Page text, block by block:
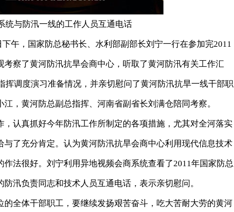
统与防汛一线的工作人员互通电话
下午，国家防总秘书长、水利部副部长刘宁一行在参加完2011
察了黄河防汛抗旱会商中心，听取了黄河防汛有关工作汇
挥调度演习准备情况，并亲切慰问了黄河防汛抗旱一线干部职
，黄河防总副总指挥、河南省副省长刘满仓陪同考察。
真抓好今年防汛工作所制定的各项措施，尤其对全河落实
了充分肯定。认为黄河防汛抗旱会商中心利用现代信息技术
法很好。刘宁利用异地视频会商系统查看了2011年国家防总
汛负责同志和技术人员互通电话，表示亲切慰问。
体干部职工，要继续发扬艰苦奋斗，吃大苦耐大劳的黄河